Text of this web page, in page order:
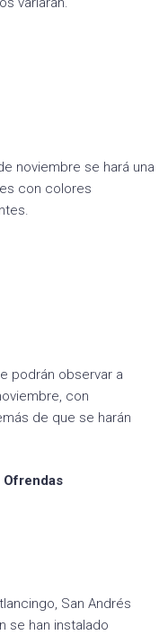
noviembre se hará una
con colores
podrán observar a
con
de que se harán
Ofrendas
San Andrés
se han instalado